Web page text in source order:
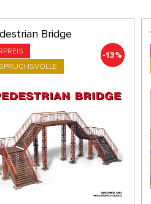
Bridge
-13%